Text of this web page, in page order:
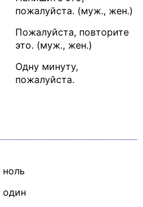
пожалуйста. (муж., жен.)
Пожалуйста, повторите
это. (муж., жен.)
Одну минуту,
пожалуйста.
ноль
один